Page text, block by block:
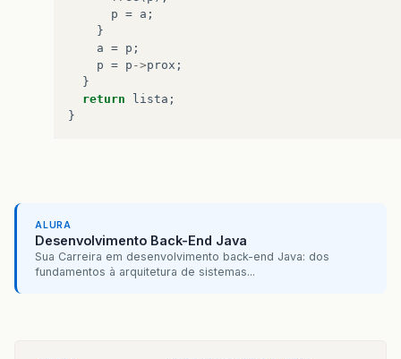
p = a ;
}
a = p ;
p = p ->prox ;
}
return
lista ;
}
ALURA
Desenvolvimento Back-End Java
Sua Carreira em desenvolvimento back-end Java: dos
fundamentos à arquitetura de sistemas...